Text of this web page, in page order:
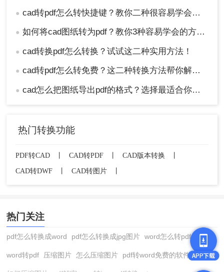
● cad转pdf怎么转快捷键？教你二种很容易学会的方法！
● 如何将cad图纸转为pdf？教你3种容易学会的方法!
● cad转换pdf怎么转换？试试这二种实用方法！
● cad转pdf怎么转免费？这二种转换方法帮你解决！
● cad怎么把图纸导出pdf的格式？选择最适合你的高效方法！
热门转换功能
PDF转CAD CAD转PDF CAD版本转换
CAD转DWF
CAD转图片
热门关注
pdf怎么转换成word pdf怎么转换成jpg图片 word怎么转pdf
word转pdf 压缩图片 怎么压缩图片 pdf转word免费的软件